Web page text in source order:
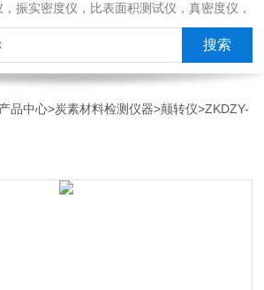
振实密度仪，比表面积测试仪，真密度仪，
率仪，炭块二氧化碳反应测定仪
产品中心>炭素材料检测仪器>颠转仪>ZKDZY-